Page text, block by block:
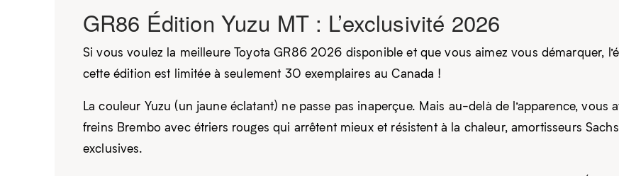
GR86 Édition Yuzu MT : L’exclusivité 2026
Si vous voulez la meilleure Toyota GR86 2026 disponible et que vous aimez vous démarquer,
cette édition est limitée à seulement 30 exemplaires au Canada !
La couleur Yuzu (un jaune éclatant) ne passe pas inaperçue. Mais au-delà de l’apparence, vous
freins Brembo avec étriers rouges qui arrêtent mieux et résistent à la chaleur, amortisseurs
exclusives.